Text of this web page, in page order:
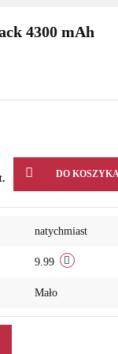
4300 mAh
DO
natychmiast
9.99
Mało